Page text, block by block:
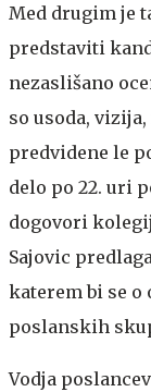
Med drugim je
predstaviti
nezaslišano
so usoda,
predvidene le
delo po 22. uri
dogovori
Sajovic
katerem bi se
poslanskih
Vodja poslancev